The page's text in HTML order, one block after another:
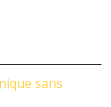
sans